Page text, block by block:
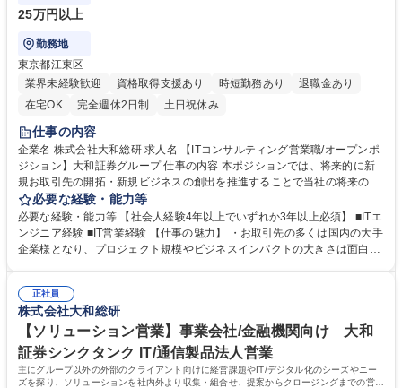
25万円以上
勤務地
東京都江東区
業界未経験歓迎
資格取得支援あり 時短勤務あり
退職金あり
在宅OK
完全週休2日制 土日祝休み
仕事の内容
企業名 株式会社大和総研 求人名 【ITコンサルティング営業職/オープンポ
ジション】大和証券グループ 仕事の内容 本ポジションでは、将来的に新
規お取引先の開拓・新規ビジネスの創出を推進することで当社の将来のビ
ジネス拡大を担っていただくことがミッションとなります。 【職務詳
細】・クライアントの経営課題やニーズを探り、ソリューションを社内外
より収集・組合せ、ソリューションの企画提案から、クロージングまでの
営業活動を実施する役割を担います。・既存顧客への提案、新規顧客や案
ェアの拡大を図るソリューション営業のスタイルです。 募集職種 【ITコ
ンサルティング営業職/オープンポジション】大和証券グループ
必要な経験・能力等
必要な経験・能力等 【社会人経験4年以上でいずれか3年以上必須】 ■ITエ
ンジニア経験 ■IT営業経験 【仕事の魅力】 ・お取引先の多くは国内の大手
企業様となり、プロジェクト規模やビジネスインパクトの大きさは面白さ
自由度を持って働いていただけるポジションです。 学歴・資格 学歴：大
学院 大学 語学力： 資格：
正社員
株式会社大和総研
【ソリューション営業】事業会社/金融機関向け 大和
証券シンクタンク IT/通信製品法人営業
主にグループ以外の外部のクライアント向けに経営課題やIT/デジタル化のシーズやニー
ズを探り、ソリューションを社内外より収集・組合せ、提案からクロージングまでの営業